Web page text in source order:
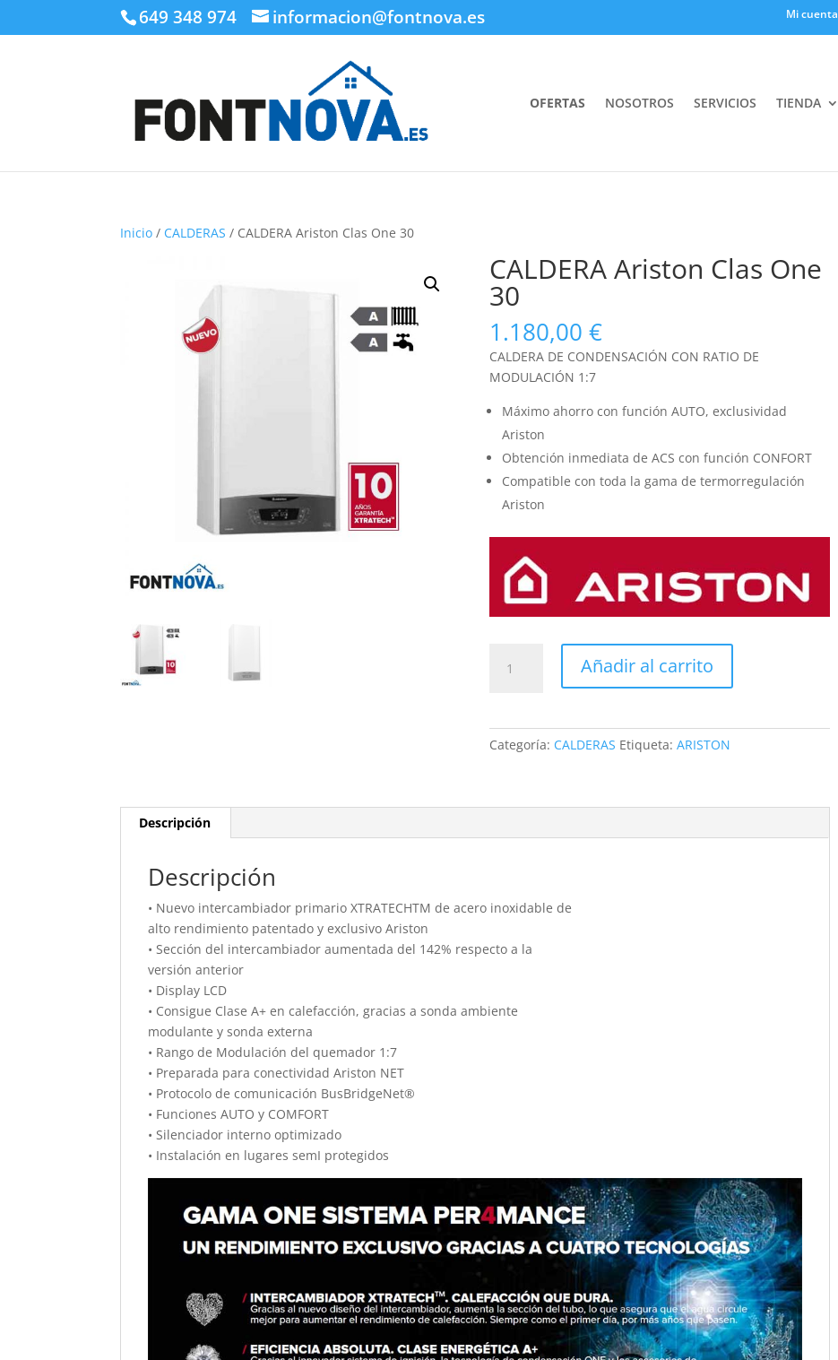
649 348 974 informacion@fontnova.es Mi cuenta
OFERTAS NOSOTROS SERVICIOS TIENDA
Inicio / CALDERAS / CALDERA Ariston Clas One 30
CALDERA Ariston Clas One
30
1.180,00€
CALDERA DE CONDENSACIÓN CON RATIO DE
MODULACIÓN 1:7
Máximo ahorro con función AUTO, exclusividad
Ariston
Obtención inmediata de ACS con función CONFORT
Compatible con toda la gama de termorregulación
Ariston
Ariston
cantidad
Añadir al carrito
Categoría: CALDERAS Etiqueta:ARISTON
Descripción
Descripción
• Nuevo intercambiador primario XTRATECHTM de acero inoxidable de
alto rendimiento patentado y exclusivo Ariston
• Sección del intercambiador aumentada del 142% respecto a la
versión anterior
• Display LCD
• Consigue Clase A+ en calefacción, gracias a sonda ambiente
modulante y sonda externa
• Rango de Modulación del quemador 1:7
• Preparada para conectividad Ariston NET
• Protocolo de comunicación BusBridgeNet®
• Funciones AUTO y COMFORT
• Silenciador interno optimizado
• Instalación en lugares semI protegidos